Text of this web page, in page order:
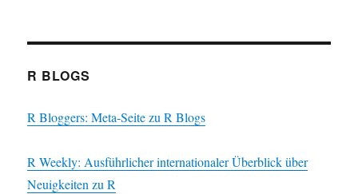
R BLOGS
R Bloggers: Meta-Seite zu R Blogs
R Weekly: Ausführlicher internationaler Überblick über
Neuigkeiten zu R